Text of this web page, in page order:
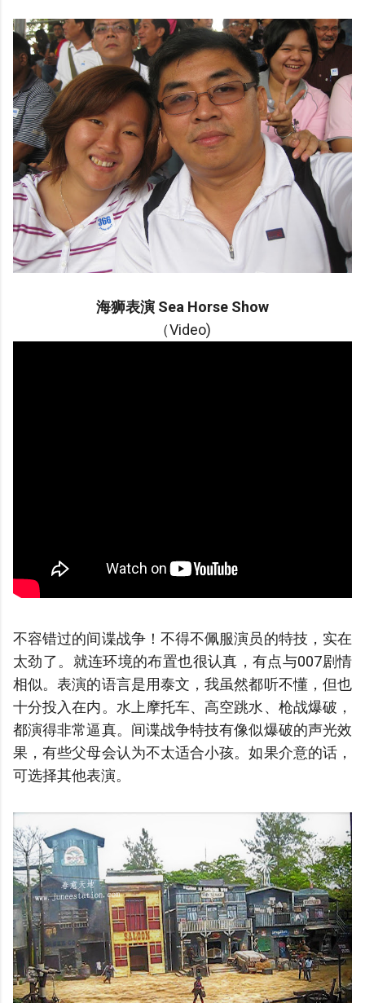
海狮表演 Sea Horse Show
（Video)
不容错过的间谍战争！不得不佩服演员的特技，实在
太劲了。就连环境的布置也很认真，有点与007剧情
相似。表演的语言是用泰文，我虽然都听不懂，但也
十分投入在内。水上摩托车、高空跳水、枪战爆破，
都演得非常逼真。间谍战争特技有像似爆破的声光效
果，有些父母会认为不太适合小孩。如果介意的话，
可选择其他表演。